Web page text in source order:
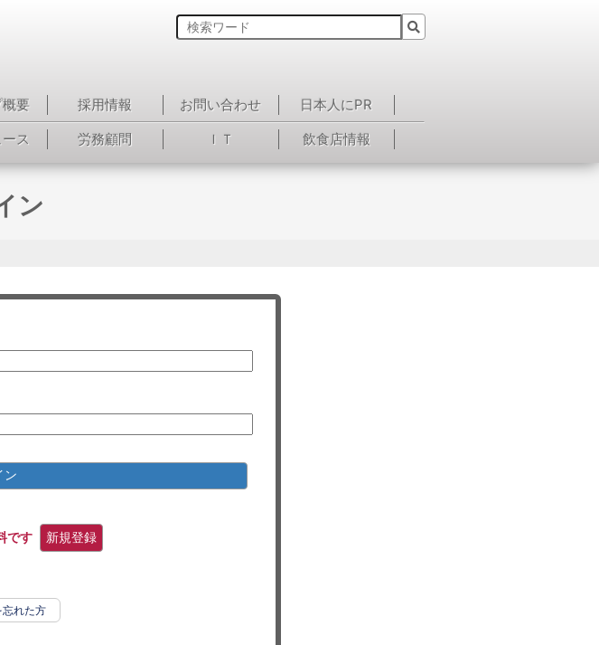
要 採用情報 お問い合わせ
日本人にPR
ス 労務顧問 ＩＴ 飲食店情報
ン
ン
です 新規登録
れた方